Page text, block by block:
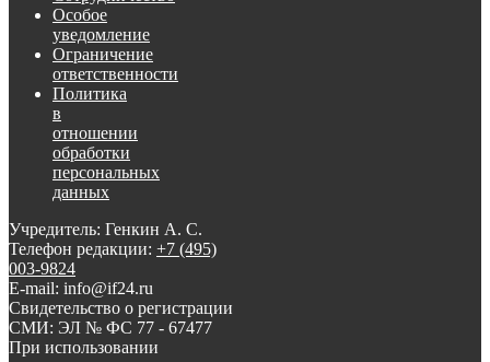
Особое
уведомление
Ограничение
ответственности
Политика
в
отношении
обработки
персональных
данных
Учредитель: Генкин А. С.
Телефон редакции: +7 (495)
003-9824
E-mail: info@if24.ru
Свидетельство о регистрации
СМИ: ЭЛ № ФС 77 - 67477
При использовании